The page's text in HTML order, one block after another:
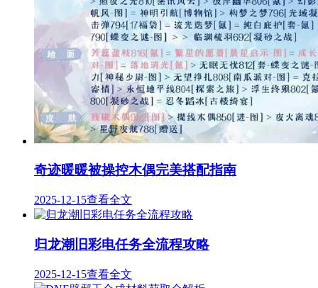
奇迹暖暖被操控木偶完美搭配指南
2025-12-15查看全文
归龙潮旧彩电任务全流程攻略
2025-12-15查看全文